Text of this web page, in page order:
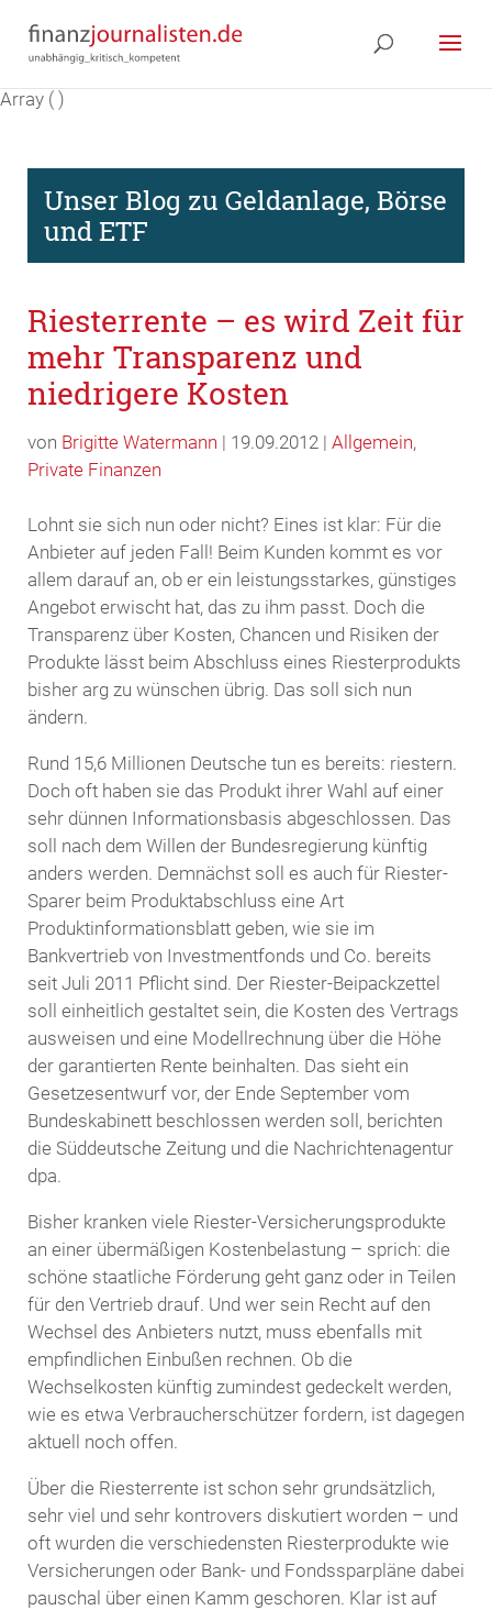
Array ( )
Unser Blog zu Geldanlage, Börse
und ETF
Riesterrente – es wird Zeit für
mehr Transparenz und
niedrigere Kosten
von Brigitte Watermann | 19.09.2012 | Allgemein,
Private Finanzen
Lohnt sie sich nun oder nicht? Eines ist klar: Für die
Anbieter auf jeden Fall! Beim Kunden kommt es vor
allem darauf an, ob er ein leistungsstarkes, günstiges
Angebot erwischt hat, das zu ihm passt. Doch die
Transparenz über Kosten, Chancen und Risiken der
Produkte lässt beim Abschluss eines Riesterprodukts
bisher arg zu wünschen übrig. Das soll sich nun
ändern.
Rund 15,6 Millionen Deutsche tun es bereits: riestern.
Doch oft haben sie das Produkt ihrer Wahl auf einer
sehr dünnen Informationsbasis abgeschlossen. Das
soll nach dem Willen der Bundesregierung künftig
anders werden. Demnächst soll es auch für Riester-
Sparer beim Produktabschluss eine Art
Produktinformationsblatt geben, wie sie im
Bankvertrieb von Investmentfonds und Co. bereits
seit Juli 2011 Pflicht sind. Der Riester-Beipackzettel
soll einheitlich gestaltet sein, die Kosten des Vertrags
ausweisen und eine Modellrechnung über die Höhe
der garantierten Rente beinhalten. Das sieht ein
Gesetzesentwurf vor, der Ende September vom
Bundeskabinett beschlossen werden soll, berichten
die Süddeutsche Zeitung und die Nachrichtenagentur
dpa.
Bisher kranken viele Riester-Versicherungsprodukte
an einer übermäßigen Kostenbelastung – sprich: die
schöne staatliche Förderung geht ganz oder in Teilen
für den Vertrieb drauf. Und wer sein Recht auf den
Wechsel des Anbieters nutzt, muss ebenfalls mit
empfindlichen Einbußen rechnen. Ob die
Wechselkosten künftig zumindest gedeckelt werden,
wie es etwa Verbraucherschützer fordern, ist dagegen
aktuell noch offen.
Über die Riesterrente ist schon sehr grundsätzlich,
sehr viel und sehr kontrovers diskutiert worden – und
oft wurden die verschiedensten Riesterprodukte wie
Versicherungen oder Bank- und Fondssparpläne dabei
pauschal über einen Kamm geschoren. Klar ist auf